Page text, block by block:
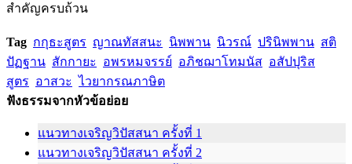
สำคัญครบถ้วน
Tag กกุธะสูตร ญาณทัสสนะ นิพพาน นิวรณ์ ปรินิพพาน สติ
ปัฏฐาน สักกายะ อพรหมจรรย์ อภิชฌาโทมนัส อสัปปุริส
สูตร อาสวะ ไวยากรณภาษิต
ฟังธรรมจากหัวข้อย่อย
แนวทางเจริญวิปัสสนา ครั้งที่ 1
แนวทางเจริญวิปัสสนา ครั้งที่ 2